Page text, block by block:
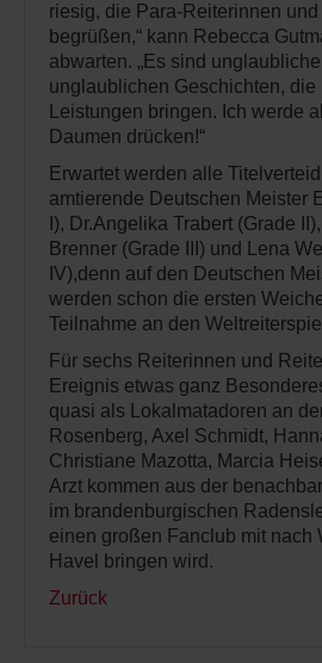
riesig, die Para-Reiterinnen
begrüßen,“ kann Rebecca
abwarten. „Es sind
unglaublichen Geschichten,
Leistungen bringen. Ich werde
Daumen drücken!“
Erwartet werden alle
amtierende Deutschen Meister
I), Dr.Angelika Trabert (Grade
Brenner (Grade III) und Lena
IV),denn auf den Deutschen
werden schon die ersten
Teilnahme an den
Für sechs Reiterinnen und
Ereignis etwas ganz
quasi als Lokalmatadoren an
Rosenberg, Axel Schmidt,
Christiane Mazotta, Marcia
Arzt kommen aus der
im brandenburgischen
einen großen Fanclub mit nach
Havel bringen wird.
Zurück